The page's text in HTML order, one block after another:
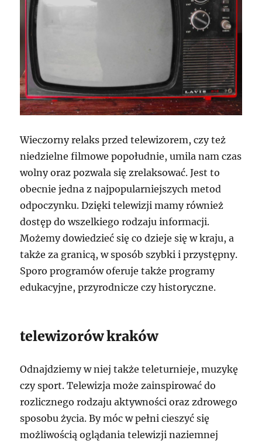
Wieczorny relaks przed telewizorem, czy też
niedzielne filmowe popołudnie, umila nam czas
wolny oraz pozwala się zrelaksować. Jest to
obecnie jedna z najpopularniejszych metod
odpoczynku. Dzięki telewizji mamy również
dostęp do wszelkiego rodzaju informacji.
Możemy dowiedzieć się co dzieje się w kraju, a
także za granicą, w sposób szybki i przystępny.
Sporo programów oferuje także programy
edukacyjne, przyrodnicze czy historyczne.
telewizorów kraków
Odnajdziemy w niej także teleturnieje, muzykę
czy sport. Telewizja może zainspirować do
rozlicznego rodzaju aktywności oraz zdrowego
sposobu życia. By móc w pełni cieszyć się
możliwością oglądania telewizji naziemnej